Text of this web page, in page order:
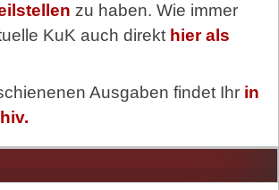
zu haben. Wie immer
KuK auch direkt hier als
Ausgaben findet Ihr in